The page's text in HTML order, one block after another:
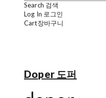
Search 검색
Log In 로그인
Cart장바구니
Doper 도퍼